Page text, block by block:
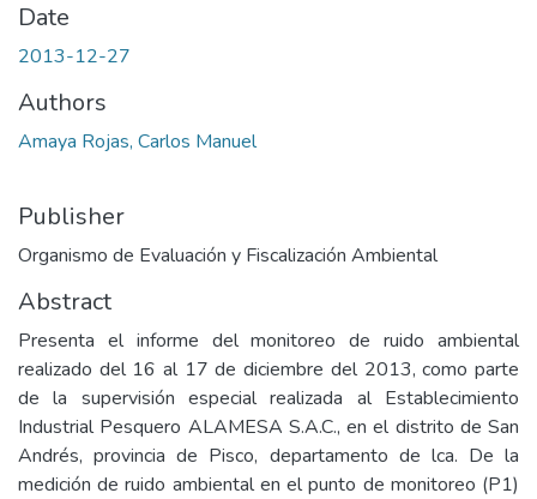
Date
2013-12-27
Authors
Amaya Rojas, Carlos Manuel
Publisher
Organismo de Evaluación y Fiscalización Ambiental
Abstract
Presenta el informe del monitoreo de ruido ambiental
realizado del 16 al 17 de diciembre del 2013, como parte
de la supervisión especial realizada al Establecimiento
Industrial Pesquero ALAMESA S.A.C., en el distrito de San
Andrés, provincia de Pisco, departamento de lca. De la
medición de ruido ambiental en el punto de monitoreo (P1)